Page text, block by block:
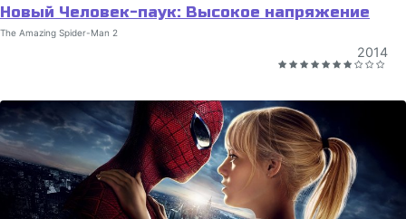
Новый Человек-паук: Высокое напряжение
2014
The Amazing Spider-Man 2